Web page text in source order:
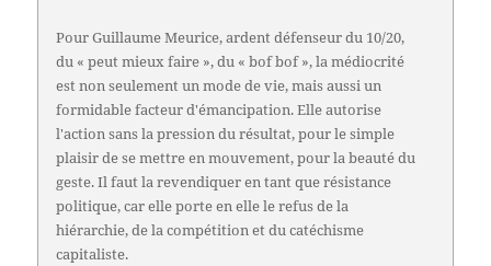
Pour Guillaume Meurice, ardent défenseur du 10/20,
du « peut mieux faire », du « bof bof », la médiocrité
est non seulement un mode de vie, mais aussi un
formidable facteur d'émancipation. Elle autorise
l'action sans la pression du résultat, pour le simple
plaisir de se mettre en mouvement, pour la beauté du
geste. Il faut la revendiquer en tant que résistance
politique, car elle porte en elle le refus de la
hiérarchie, de la compétition et du catéchisme
capitaliste.